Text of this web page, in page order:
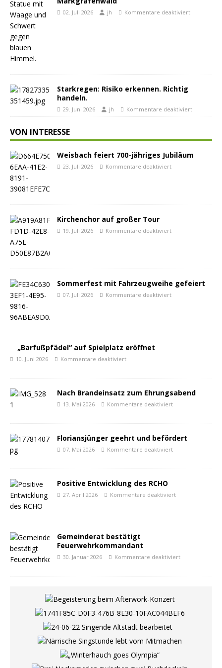
02. Juli 2026 jh Kommentare deaktiviert
Starkregen: Risiko erkennen. Richtig
handeln.
29. Juni 2026 jh Kommentare deaktiviert
VON INTERESSE
Weisbach feiert 700-jähriges Jubiläum
23. Juli 2026 Kommentare deaktiviert
Kirchenchor auf großer Tour
19. Juli 2026 Kommentare deaktiviert
Sommerfest mit Fahrzeugweihe gefeiert
07. Juli 2026 Kommentare deaktiviert
„Barfußpfädel“ auf Spielplatz eröffnet
10. Juni 2026 Kommentare deaktiviert
Nach Brandeinsatz zum Ehrungsabend
13. Mai 2026 Kommentare deaktiviert
Floriansjünger geehrt und befördert
07. Mai 2026 Kommentare deaktiviert
Positive Entwicklung des RCHO
27. April 2026 Kommentare deaktiviert
Gemeinderat bestätigt
Feuerwehrkommandant
30. Januar 2026 Kommentare deaktiviert